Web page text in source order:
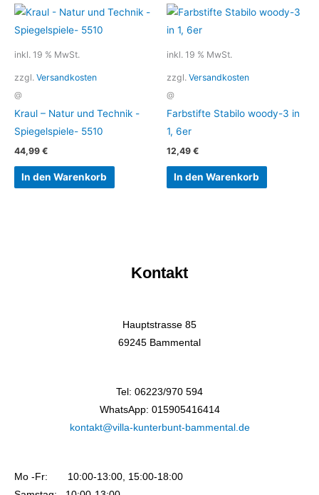
inkl. 19 % MwSt.
zzgl. Versandkosten
@
Kraul – Natur und Technik -
Spiegelspiele- 5510
44,99 €
In den Warenkorb
inkl. 19 % MwSt.
zzgl. Versandkosten
@
Farbstifte Stabilo woody-3 in
1, 6er
12,49 €
In den Warenkorb
Kontakt
Hauptstrasse 85
69245 Bammental
Tel: 06223/970 594
WhatsApp: 015905416414
kontakt@villa-kunterbunt-bammental.de
Mo -Fr: 10:00-13:00, 15:00-18:00